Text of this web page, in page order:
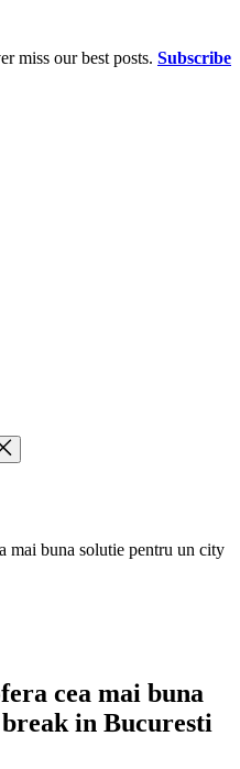
miss our best posts. Subscribe
mai buna solutie pentru un city
cea mai buna
in Bucuresti